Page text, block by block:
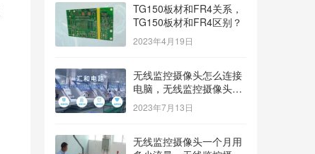
TG150板材和FR4关系，
TG150板材和FR4区别？
2023年4月19日
无线监控摄像头怎么连接
电脑，无线监控摄像头怎
么连接电脑显示器？
2023年7月13日
无线监控摄像头一个月用